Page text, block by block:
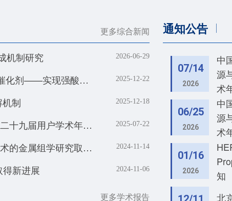
更多综合新闻
机制研究 2026-06-29
邢雪青团队研发氧化铟改性的二氧化锡/石墨烯复合催化剂——实现强酸体系下工业级电流密度的高效二氧化碳-甲酸转化 2025-12-22
制 2025-12-18
一代、四代光源接力奔跑，追光不停歇——BSRF第二十九届用户学术年会暨HEPS用户研讨会顺利召开 2025-07-22
北京同步辐射装置X射线荧光站助力基于人工智能技术的金属组学研究取得系列进展 2024-11-14
新进展 2024-11-06
更多学术报告
通知公告
07/14
2026
中
源
术
06/25
2026
中
源
术
01/16
2026
知
北